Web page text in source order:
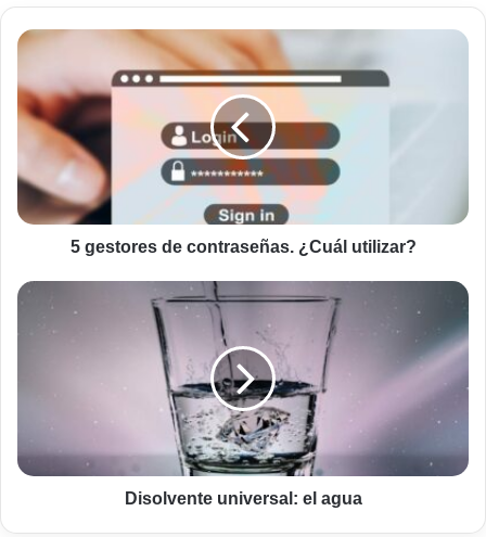
5
de
contraseñas.
¿Cuál
utilizar?
5 gestores de contraseñas. ¿Cuál utilizar?
Disolvente
universal:
Disolvente universal: el agua